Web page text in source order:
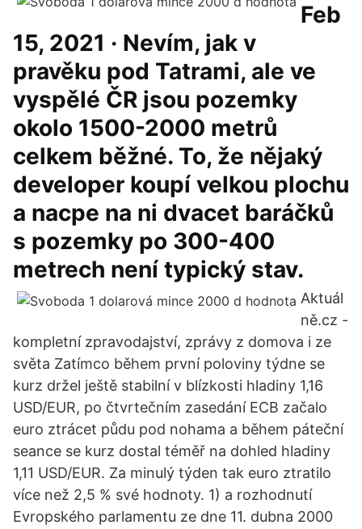
Feb
15, 2021 · Nevím, jak v
pravěku pod Tatrami, ale ve
vyspělé ČR jsou pozemky
okolo 1500-2000 metrů
celkem běžné. To, že nějaký
developer koupí velkou plochu
a nacpe na ni dvacet baráčků
s pozemky po 300-400
metrech není typický stav.
Aktuál
ně.cz -
kompletní zpravodajství, zprávy z domova i ze
světa Zatímco během první poloviny týdne se
kurz držel ještě stabilní v blízkosti hladiny 1,16
USD/EUR, po čtvrtečním zasedání ECB začalo
euro ztrácet půdu pod nohama a během páteční
seance se kurz dostal téměř na dohled hladiny
1,11 USD/EUR. Za minulý týden tak euro ztratilo
více než 2,5 % své hodnoty. 1) a rozhodnutí
Evropského parlamentu ze dne 11. dubna 2000